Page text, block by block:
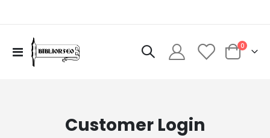
Toggle
Nav
Cart
0elementi
Customer Login